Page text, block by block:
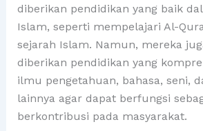
diberikan pendidikan yang baik
Islam, seperti mempelajari Al-
sejarah Islam. Namun, mereka
diberikan pendidikan yang
ilmu pengetahuan, bahasa, seni,
lainnya agar dapat berfungsi
berkontribusi pada masyarakat.